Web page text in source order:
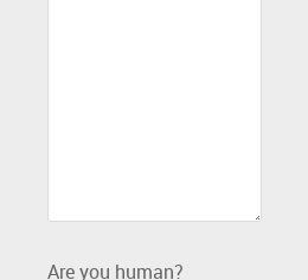
Are you human?